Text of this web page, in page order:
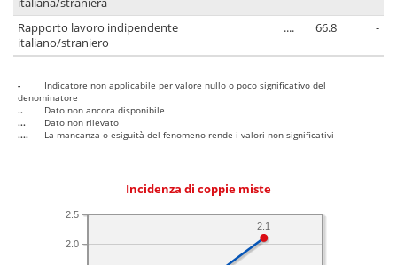
italiana/straniera
Rapporto lavoro indipendente
italiano/straniero
.... 66.8 -
-
Indicatore non applicabile per valore nullo o poco significativo del
denominatore
..
Dato non ancora disponibile
...
Dato non rilevato
....
La mancanza o esiguità del fenomeno rende i valori non significativi
Incidenza di coppie miste
2.0
2.5
2.1